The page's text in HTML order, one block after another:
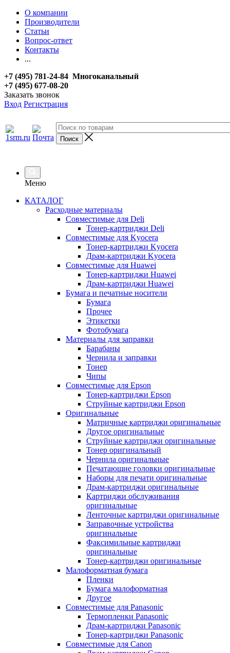
О компании
Производители
Статьи
Вопрос-ответ
Контакты
...
+7 (495) 781-24-84 Многоканальный
+7 (495) 677-08-20
Заказать звонок
Вход Регистрация
Меню
КАТАЛОГ
Расходные материалы
Совместимые для Deli
Тонер-картриджи Deli
Совместимые для Kyocera
Тонер-картриджи Kyocera
Драм-картриджи Kyocera
Совместимые для Huawei
Тонер-картриджи Huawei
Драм-картриджи Huawei
Бумага и печатные носители
Бумага
Прочее
Этикетки
Фотобумага
Материалы для заправки
Барабаны
Чернила и заправки
Тонер
Чипы
Совместимые для Epson
Тонер-картриджи Epson
Струйные картриджи Epson
Оригинальные
Матричные картриджи оригинальные
Другое оригинальные
Струйные картриджи оригинальные
Тонер оригинальный
Чернила оригинальные
Печатающие головки оригинальные
Наборы для печати оригинальные
Драм-картриджи оригинальные
Картриджи обслуживания
оригинальные
Ленточные картриджи оригинальные
Заправочные устройства
оригинальные
Факсимильные картриджи
оригинальные
Тонер-картриджи оригинальные
Малоформатная бумага
Пленки
Бумага малоформатная
Другое
Совместимые для Panasonic
Термопленки Panasonic
Драм-картриджи Panasonic
Тонер-картриджи Panasonic
Совместимые для Canon